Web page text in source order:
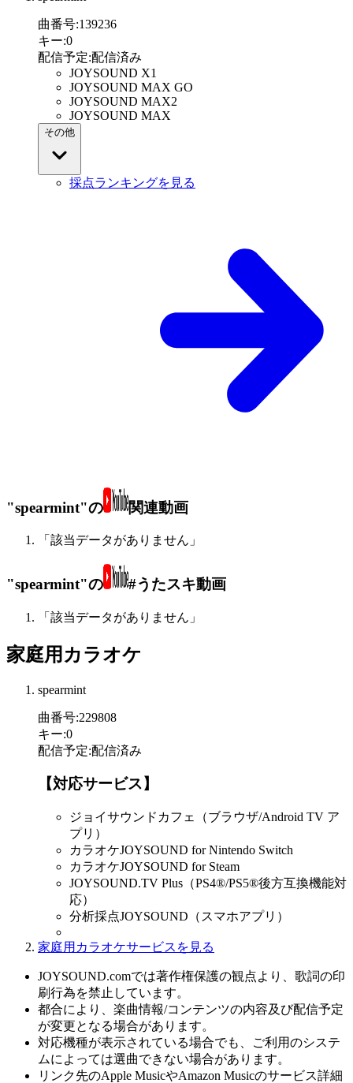
曲番号:139236
キー:0
配信予定:配信済み
JOYSOUND X1
JOYSOUND MAX GO
JOYSOUND MAX2
JOYSOUND MAX
その他
採点ランキングを見る
"spearmint"の 関連動画
「該当データがありません」
"spearmint"の #うたスキ動画
「該当データがありません」
家庭用カラオケ
spearmint
曲番号:229808
キー:0
配信予定:配信済み
【対応サービス】
ジョイサウンドカフェ（ブラウザ/Android TV ア
プリ）
カラオケJOYSOUND for Nintendo Switch
カラオケJOYSOUND for Steam
JOYSOUND.TV Plus（PS4®/PS5®後方互換機能対
応）
分析採点JOYSOUND（スマホアプリ）
家庭用カラオケサービスを見る
JOYSOUND.comでは著作権保護の観点より、歌詞の印
刷行為を禁止しています。
都合により、楽曲情報/コンテンツの内容及び配信予定
が変更となる場合があります。
対応機種が表示されている場合でも、ご利用のシステ
ムによっては選曲できない場合があります。
リンク先のApple MusicやAmazon Musicのサービス詳細